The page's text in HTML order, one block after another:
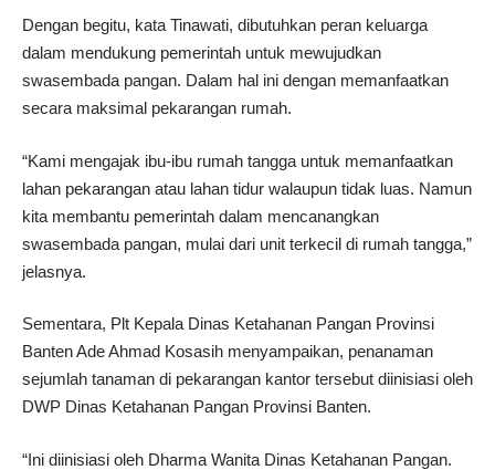
Dengan begitu, kata Tinawati, dibutuhkan peran keluarga
dalam mendukung pemerintah untuk mewujudkan
swasembada pangan. Dalam hal ini dengan memanfaatkan
secara maksimal pekarangan rumah.
“Kami mengajak ibu-ibu rumah tangga untuk memanfaatkan
lahan pekarangan atau lahan tidur walaupun tidak luas. Namun
kita membantu pemerintah dalam mencanangkan
swasembada pangan, mulai dari unit terkecil di rumah tangga,”
jelasnya.
Sementara, Plt Kepala Dinas Ketahanan Pangan Provinsi
Banten Ade Ahmad Kosasih menyampaikan, penanaman
sejumlah tanaman di pekarangan kantor tersebut diinisiasi oleh
DWP Dinas Ketahanan Pangan Provinsi Banten.
“Ini diinisiasi oleh Dharma Wanita Dinas Ketahanan Pangan.